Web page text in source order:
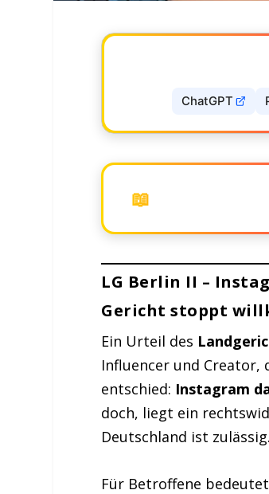
ChatGPT
📖
LG Berlin II –
Ergebnisse und
Konsequenzen
Fazit: Ein Sieg für
LG Berlin II –
Gericht stoppt
Ein Urteil des
Influencer und Creator,
entschied: Instagram
doch, liegt ein
Deutschland ist zulässig.
Für Betroffene